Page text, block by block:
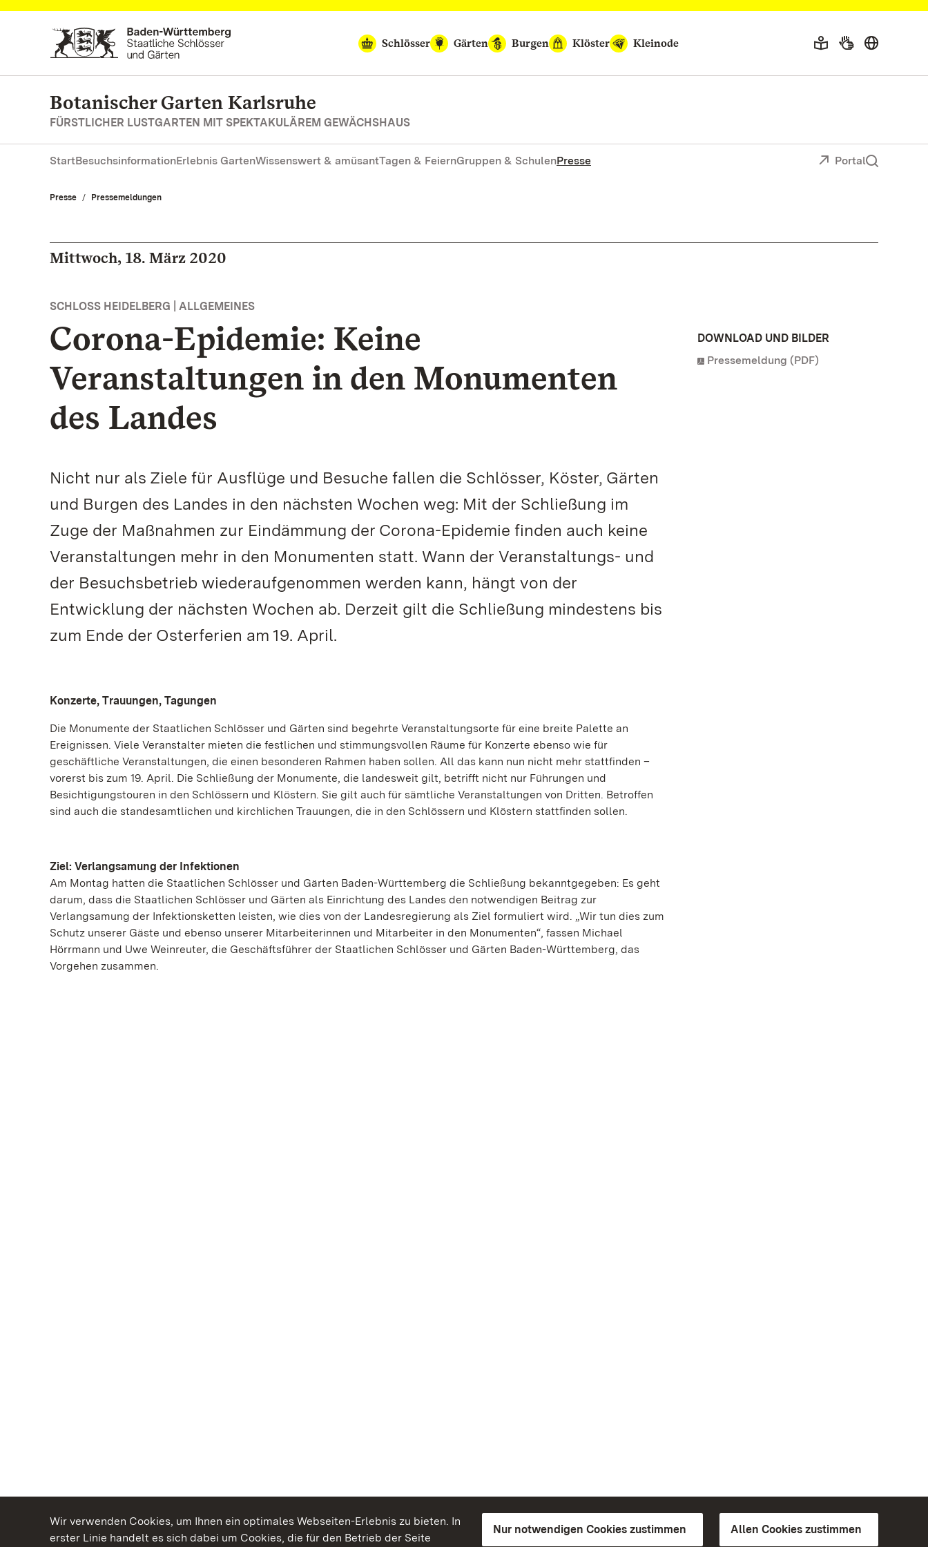
Wir verwenden Cookies, um Ihnen ein optimales Webseiten-Erlebnis zu bieten. In
erster Linie handelt es sich dabei um Cookies, die für den Betrieb der Seite
Nur notwendigen Cookies zustimmen Allen Cookies zustimmen
Zum Hauptinhalt springen
Schlösser
Gärten Burgen Klöster Kleinode
Botanischer Garten Karlsruhe
FÜRSTLICHER LUSTGARTEN MIT SPEKTAKULÄREM GEWÄCHSHAUS
StartBesuchsinformationErlebnis GartenWissenswert & amüsantTagen & FeiernGruppen & SchulenPresse Portal
Presse Pressemeldungen
Mittwoch, 18. März 2020
SCHLOSS HEIDELBERG | ALLGEMEINES
Corona-Epidemie: Keine
Veranstaltungen in den Monumenten
des Landes
Nicht nur als Ziele für Ausflüge und Besuche fallen die Schlösser, Köster, Gärten
und Burgen des Landes in den nächsten Wochen weg: Mit der Schließung im
Zuge der Maßnahmen zur Eindämmung der Corona-Epidemie finden auch keine
Veranstaltungen mehr in den Monumenten statt. Wann der Veranstaltungs- und
der Besuchsbetrieb wiederaufgenommen werden kann, hängt von der
Entwicklung der nächsten Wochen ab. Derzeit gilt die Schließung mindestens bis
zum Ende der Osterferien am 19. April.
Konzerte, Trauungen, Tagungen
Die Monumente der Staatlichen Schlösser und Gärten sind begehrte Veranstaltungsorte für eine breite Palette an
Ereignissen. Viele Veranstalter mieten die festlichen und stimmungsvollen Räume für Konzerte ebenso wie für
geschäftliche Veranstaltungen, die einen besonderen Rahmen haben sollen. All das kann nun nicht mehr stattfinden –
vorerst bis zum 19. April. Die Schließung der Monumente, die landesweit gilt, betrifft nicht nur Führungen und
Besichtigungstouren in den Schlössern und Klöstern. Sie gilt auch für sämtliche Veranstaltungen von Dritten. Betroffen
sind auch die standesamtlichen und kirchlichen Trauungen, die in den Schlössern und Klöstern stattfinden sollen.
Ziel: Verlangsamung der Infektionen
Am Montag hatten die Staatlichen Schlösser und Gärten Baden-Württemberg die Schließung bekanntgegeben: Es geht
darum, dass die Staatlichen Schlösser und Gärten als Einrichtung des Landes den notwendigen Beitrag zur
Verlangsamung der Infektionsketten leisten, wie dies von der Landesregierung als Ziel formuliert wird. „Wir tun dies zum
Schutz unserer Gäste und ebenso unserer Mitarbeiterinnen und Mitarbeiter in den Monumenten“, fassen Michael
Hörrmann und Uwe Weinreuter, die Geschäftsführer der Staatlichen Schlösser und Gärten Baden-Württemberg, das
Vorgehen zusammen.
DOWNLOAD UND BILDER
Pressemeldung (PDF)